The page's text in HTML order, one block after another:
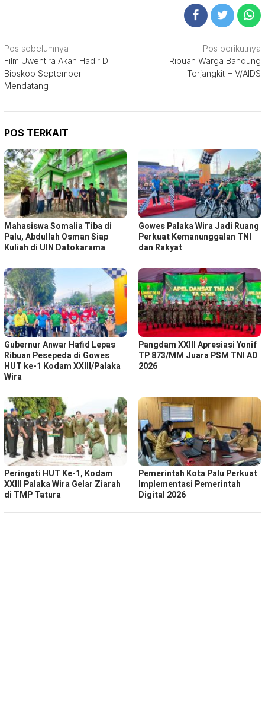
Navigasi
pos
Pos sebelumnya
Film Uwentira Akan Hadir Di
Bioskop September
Mendatang
Pos berikutnya
Ribuan Warga Bandung
Terjangkit HIV/AIDS
POS TERKAIT
Mahasiswa Somalia Tiba di
Palu, Abdullah Osman Siap
Kuliah di UIN Datokarama
Gowes Palaka Wira Jadi Ruang
Perkuat Kemanunggalan TNI
dan Rakyat
Gubernur Anwar Hafid Lepas
Ribuan Pesepeda di Gowes
HUT ke-1 Kodam XXIII/Palaka
Wira
Pangdam XXIII Apresiasi Yonif
TP 873/MM Juara PSM TNI AD
2026
Peringati HUT Ke-1, Kodam
XXIII Palaka Wira Gelar Ziarah
di TMP Tatura
Pemerintah Kota Palu Perkuat
Implementasi Pemerintah
Digital 2026